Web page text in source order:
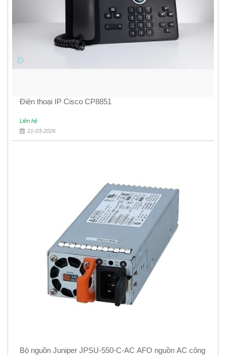
Điện thoại IP Cisco CP8851
Liên hệ
21-03-2026
Bộ nguồn Juniper JPSU-550-C-AC AFO nguồn AC công